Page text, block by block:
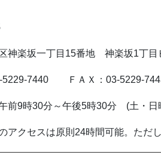
神楽坂一丁目15番地 神楽坂1丁目
5229-7440 ＦＡＸ：03-5229-
9時30分～午後5時30分 (土・
クセスは原則24時間可能。ただ